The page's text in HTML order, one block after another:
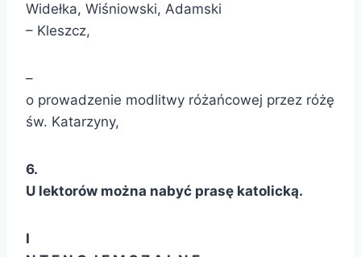
Widełka, Wiśniowski, Adamski
– Kleszcz,
–
o prowadzenie modlitwy różańcowej przez różę
św. Katarzyny,
6.
U lektorów można nabyć prasę katolicką.
I